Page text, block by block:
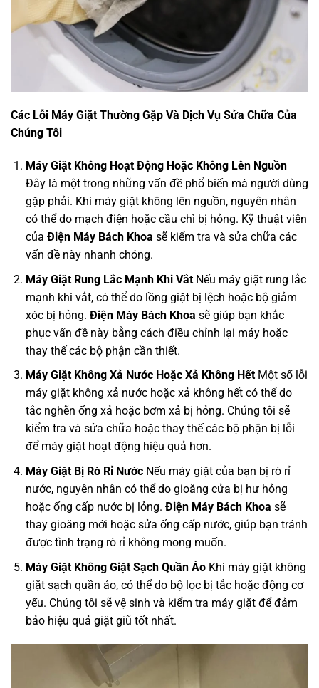
Các Lỗi Máy Giặt Thường Gặp Và Dịch Vụ Sửa Chữa Của
Chúng Tôi
Máy Giặt Không Hoạt Động Hoặc Không Lên Nguồn
Đây là một trong những vấn đề phổ biến mà người dùng
gặp phải. Khi máy giặt không lên nguồn, nguyên nhân
có thể do mạch điện hoặc cầu chì bị hỏng. Kỹ thuật viên
của Điện Máy Bách Khoa sẽ kiểm tra và sửa chữa các
vấn đề này nhanh chóng.
Máy Giặt Rung Lắc Mạnh Khi VắtNếu máy giặt rung lắc
mạnh khi vắt, có thể do lồng giặt bị lệch hoặc bộ giảm
xóc bị hỏng. Điện Máy Bách Khoa sẽ giúp bạn khắc
phục vấn đề này bằng cách điều chỉnh lại máy hoặc
thay thế các bộ phận cần thiết.
Máy Giặt Không Xả Nước Hoặc Xả Không HếtMột số lỗi
máy giặt không xả nước hoặc xả không hết có thể do
tắc nghẽn ống xả hoặc bơm xả bị hỏng. Chúng tôi sẽ
kiểm tra và sửa chữa hoặc thay thế các bộ phận bị lỗi
để máy giặt hoạt động hiệu quả hơn.
Máy Giặt Bị Rò Rỉ NướcNếu máy giặt của bạn bị rò rỉ
nước, nguyên nhân có thể do gioăng cửa bị hư hỏng
hoặc ống cấp nước bị lỏng. Điện Máy Bách Khoa sẽ
thay gioăng mới hoặc sửa ống cấp nước, giúp bạn tránh
được tình trạng rò rỉ không mong muốn.
Máy Giặt Không Giặt Sạch Quần ÁoKhi máy giặt không
giặt sạch quần áo, có thể do bộ lọc bị tắc hoặc động cơ
yếu. Chúng tôi sẽ vệ sinh và kiểm tra máy giặt để đảm
bảo hiệu quả giặt giũ tốt nhất.